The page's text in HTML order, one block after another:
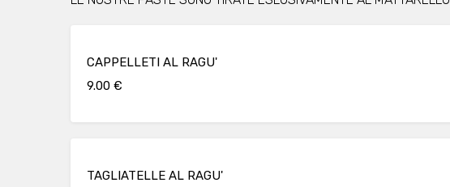
CAPPELLETI AL RAGU'
9.00 €
TAGLIATELLE AL RAGU'